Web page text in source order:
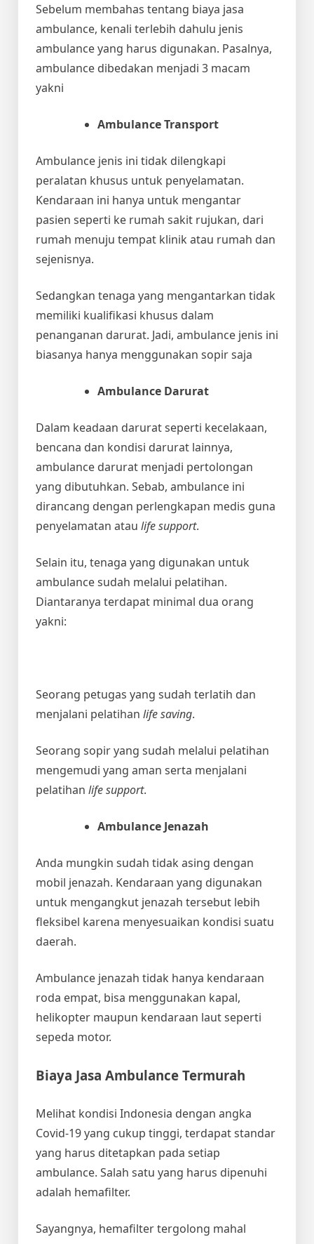
Sebelum membahas tentang biaya jasa
ambulance, kenali terlebih dahulu jenis
ambulance yang harus digunakan. Pasalnya,
ambulance dibedakan menjadi 3 macam
yakni
Ambulance Transport
Ambulance jenis ini tidak dilengkapi
peralatan khusus untuk penyelamatan.
Kendaraan ini hanya untuk mengantar
pasien seperti ke rumah sakit rujukan, dari
rumah menuju tempat klinik atau rumah dan
sejenisnya.
Sedangkan tenaga yang mengantarkan tidak
memiliki kualifikasi khusus dalam
penanganan darurat. Jadi, ambulance jenis ini
biasanya hanya menggunakan sopir saja
Ambulance Darurat
Dalam keadaan darurat seperti kecelakaan,
bencana dan kondisi darurat lainnya,
ambulance darurat menjadi pertolongan
yang dibutuhkan. Sebab, ambulance ini
dirancang dengan perlengkapan medis guna
penyelamatan atau life support.
Selain itu, tenaga yang digunakan untuk
ambulance sudah melalui pelatihan.
Diantaranya terdapat minimal dua orang
yakni:
Seorang petugas yang sudah terlatih dan
menjalani pelatihan life saving.
Seorang sopir yang sudah melalui pelatihan
mengemudi yang aman serta menjalani
pelatihan life support.
Ambulance Jenazah
Anda mungkin sudah tidak asing dengan
mobil jenazah. Kendaraan yang digunakan
untuk mengangkut jenazah tersebut lebih
fleksibel karena menyesuaikan kondisi suatu
daerah.
Ambulance jenazah tidak hanya kendaraan
roda empat, bisa menggunakan kapal,
helikopter maupun kendaraan laut seperti
sepeda motor.
Biaya Jasa Ambulance Termurah
Melihat kondisi Indonesia dengan angka
Covid-19 yang cukup tinggi, terdapat standar
yang harus ditetapkan pada setiap
ambulance. Salah satu yang harus dipenuhi
adalah hemafilter.
Sayangnya, hemafilter tergolong mahal